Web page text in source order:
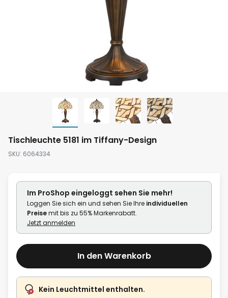
Zum
springen
Tischleuchte 5181 im Tiffany-Design
SKU 6064334
Im ProShop eingeloggt sehen Sie mehr!
Loggen Sie sich ein und sehen Sie Ihre individuellen
Preisemit bis zu 55% Markenrabatt.
Jetzt anmelden
In den Warenkorb
Kein Leuchtmittel enthalten.